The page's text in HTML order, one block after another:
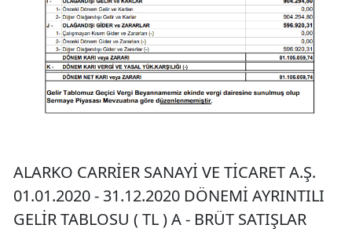
ALARKO CARRİER SANAYİ VE TİCARET A.Ş.
01.01.2020 - 31.12.2020 DÖNEMİ AYRINTILI
GELİR TABLOSU ( TL ) A - BRÜT SATIŞLAR